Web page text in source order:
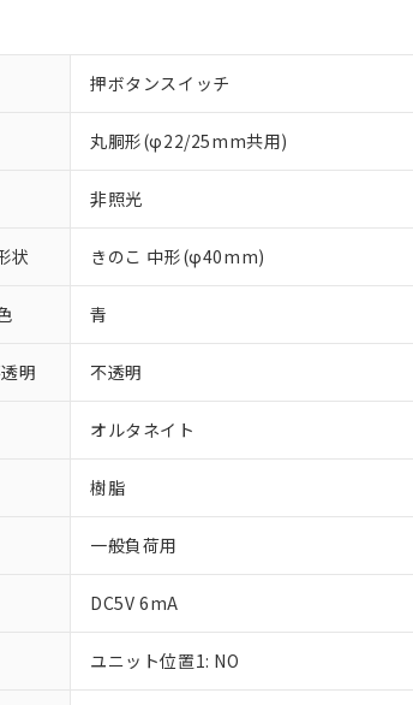
押ボタンスイッチ
丸胴形(φ22/25mm共用)
非照光
状 きのこ 中形(φ40mm)
青
明 不透明
オルタネイト
樹脂
一般負荷用
DC5V 6mA
ユニット位置1: NO
※1 対応状況
対応済み：EU RoHS指令（10物
対応予定：EU RoHS指令（10物質